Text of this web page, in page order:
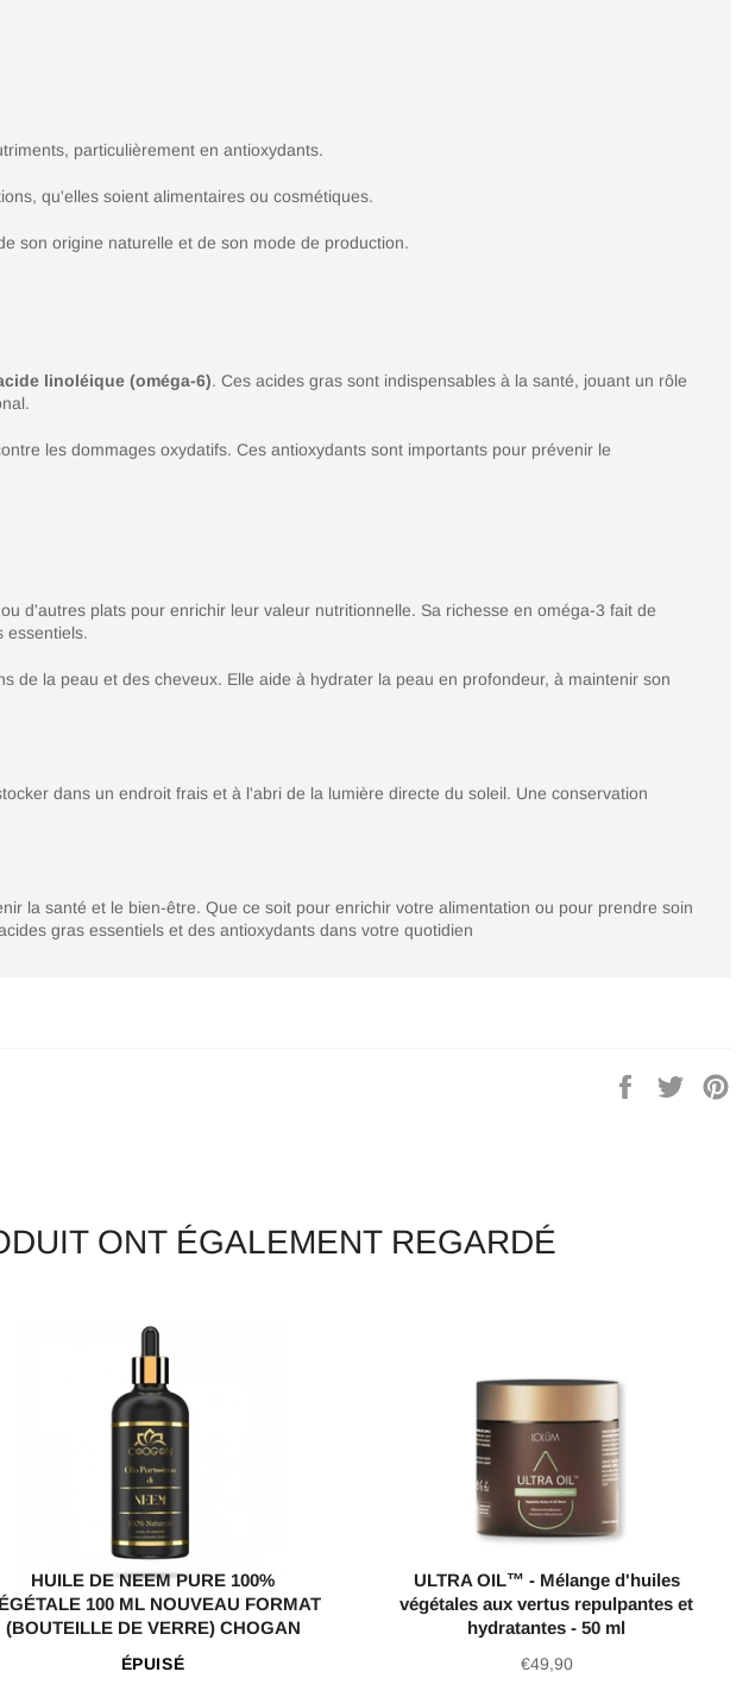
particulièrement en antioxydants.
qu'elles soient alimentaires ou cosmétiques.
son origine naturelle et de son mode de production.
linoléique (oméga-6). Ces acides gras sont indispensables à la santé, jouant un rôle
les dommages oxydatifs. Ces antioxydants sont importants pour prévenir le
d'autres plats pour enrichir leur valeur nutritionnelle. Sa richesse en oméga-3 fait de
essentiels.
de la peau et des cheveux. Elle aide à hydrater la peau en profondeur, à maintenir son
dans un endroit frais et à l'abri de la lumière directe du soleil. Une conservation
la santé et le bien-être. Que ce soit pour enrichir votre alimentation ou pour prendre soin
gras essentiels et des antioxydants dans votre quotidien
PartagerTweeter
sur
ONT ÉGALEMENT REGARDÉ
HUILE DE NEEM PURE 100%
100 ML NOUVEAU FORMAT
(BOUTEILLE DE VERRE) CHOGAN
ÉPUISÉ
ULTRA OIL™ - Mélange d'huiles
végétales aux vertus repulpantes et
hydratantes - 50 ml
Prix
€49,90